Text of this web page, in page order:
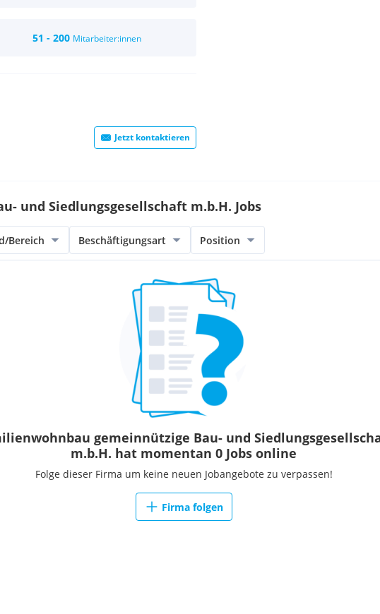
51 - 200 Mitarbeiter:innen
Jetzt kontaktieren
und Siedlungsgesellschaft m.b.H. Jobs
Bereich Beschäftigungsart Position
gemeinnützige Bau- und
m.b.H. hat momentan 0 Jobs online
Folge dieser Firma um keine neuen Jobangebote zu verpassen!
Firma folgen